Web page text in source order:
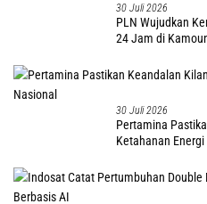
30 Juli 2026
PLN Wujudkan
24 Jam di
30 Juli 2026
Pertamina
Ketahanan Energi